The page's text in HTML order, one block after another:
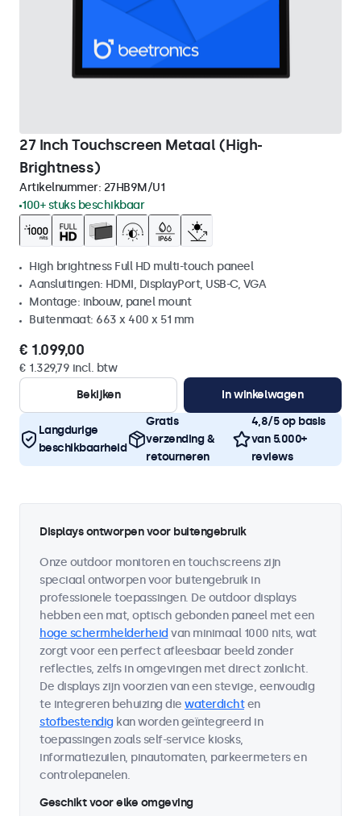
27 Inch Touchscreen Metaal (High-
Brightness)
Artikelnummer: 27HB9M/U1
100+ stuks beschikbaar
High brightness Full HD multi-touch paneel
Aansluitingen: HDMI, DisplayPort, USB-C, VGA
Montage: inbouw, panel mount
Buitenmaat: 663 x 400 x 51 mm
€ 1.099,00
€ 1.329,79 incl. btw
Bekijken
In winkelwagen
Langdurige
beschikbaarheid
Gratis
verzending &
retourneren
4,8/5 op basis
van 5.000+
reviews
Displays ontworpen voor buitengebruik
Onze outdoor monitoren en touchscreens zijn
speciaal ontworpen voor buitengebruik in
professionele toepassingen. De outdoor displays
hebben een mat, optisch gebonden paneel met een
hoge schermhelderheid van minimaal 1000 nits, wat
zorgt voor een perfect afleesbaar beeld zonder
reflecties, zelfs in omgevingen met direct zonlicht.
De displays zijn voorzien van een stevige, eenvoudig
te integreren behuizing die waterdichten
stofbestendig kan worden geïntegreerd in
toepassingen zoals self-service kiosks,
informatiezuilen, pinautomaten, parkeermeters en
controlepanelen.
Geschikt voor elke omgeving